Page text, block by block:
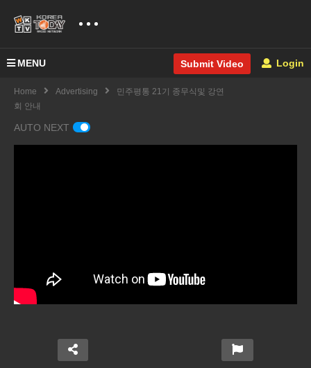
MENU Submit Video Login
Home Advertising
민주평통 21기 종무식및 강연
회 안내
AUTO NEXT